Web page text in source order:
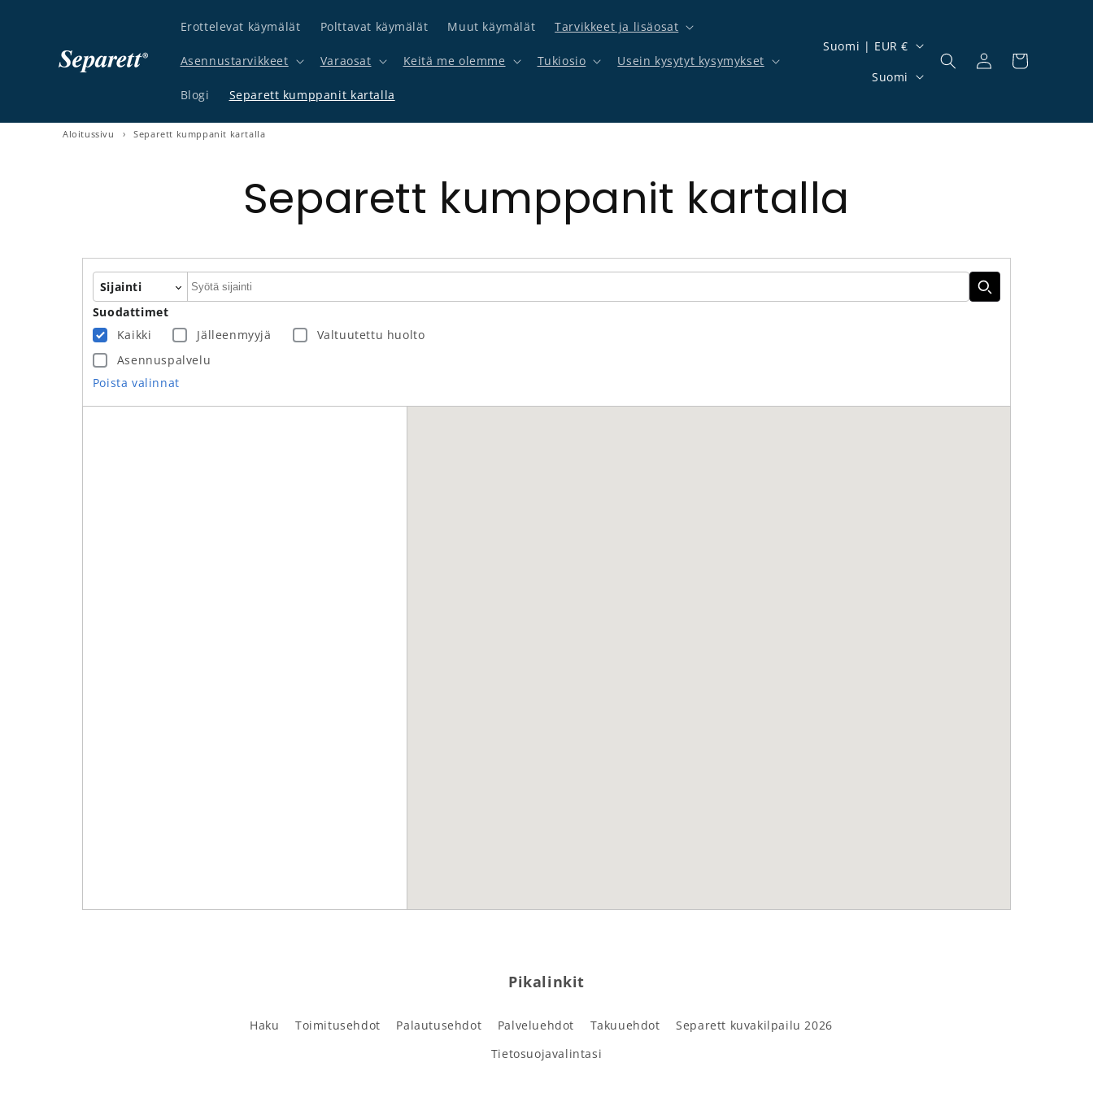
Erottelevat käymälät Polttavat käymälät Muut käymälät Tarvikkeet ja lisäosat
Asennustarvikkeet Varaosat Keitä me olemme Tukiosio Usein kysytyt kysymykset
Blogi Separett kumppanit kartalla
Maa/alue Suomi | EUR €
Kieli
Suomi
Kirjaudu sisään
Ostoskori
Aloitussivu › Separett kumppanit kartalla
Separett kumppanit kartalla
Sijainti
Autocomplete
Suodattimet
Kaikki
Jälleenmyyjä
Valtuutettu huolto
Asennuspalvelu
Poista valinnat
Pikalinkit
Haku Toimitusehdot Palautusehdot Palveluehdot Takuuehdot
Separett kuvakilpailu 2026
Tietosuojavalintasi